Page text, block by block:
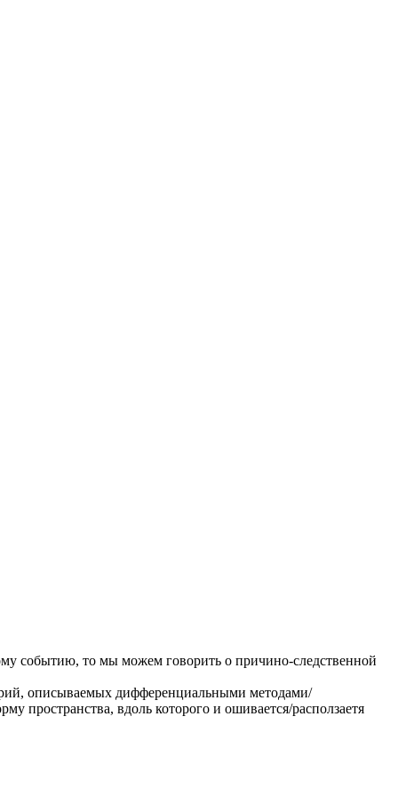
событию, то мы можем говорить о причино-следственной
описываемых дифференциальными методами/
пространства, вдоль которого и ошивается/расползаетя